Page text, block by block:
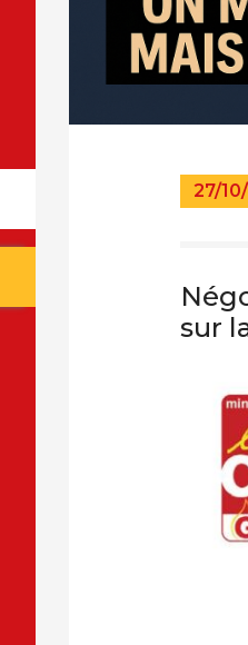
Fiches pratiques
Archives
27/
sur